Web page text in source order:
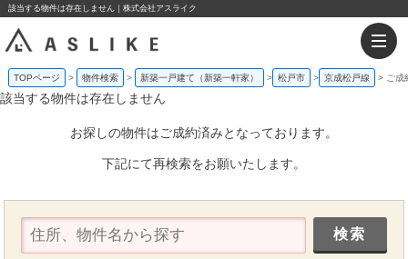
該当する物件は存在しません｜株式会社アスライク
TOPページ 物件検索 新築一戸建て（新築一軒家） 松戸市 京成松戸線 ご成
該当する物件は存在しません
お探しの物件はご成約済みとなっております。
下記にて再検索をお願いたします。